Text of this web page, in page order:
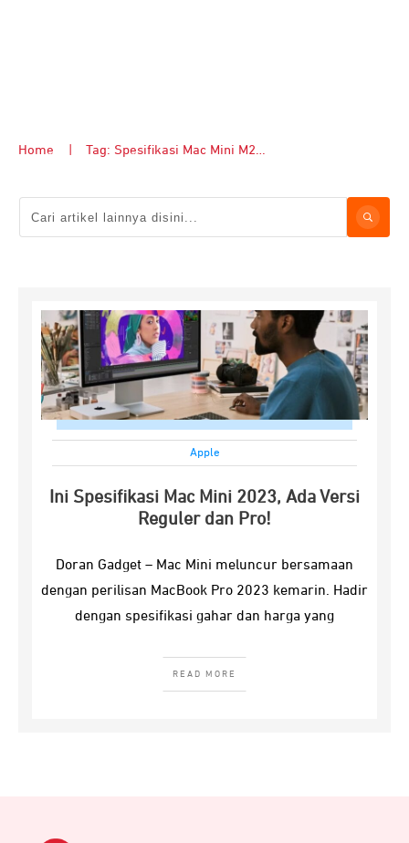
Home Tag: Spesifikasi Mac Mini M2 Pro
Apple
Ini Spesifikasi Mac Mini 2023, Ada Versi
Reguler dan Pro!
Doran Gadget – Mac Mini meluncur bersamaan
dengan perilisan MacBook Pro 2023 kemarin. Hadir
dengan spesifikasi gahar dan harga yang
READ MORE